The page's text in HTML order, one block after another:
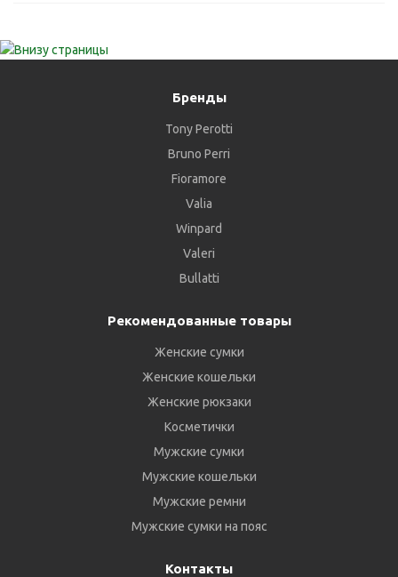
Бренды
Tony Perotti
Bruno Perri
Fioramore
Valia
Winpard
Valeri
Bullatti
Рекомендованные товары
Женские сумки
Женские кошельки
Женские рюкзаки
Косметички
Мужские сумки
Мужские кошельки
Мужские ремни
Мужские сумки на пояс
Контакты